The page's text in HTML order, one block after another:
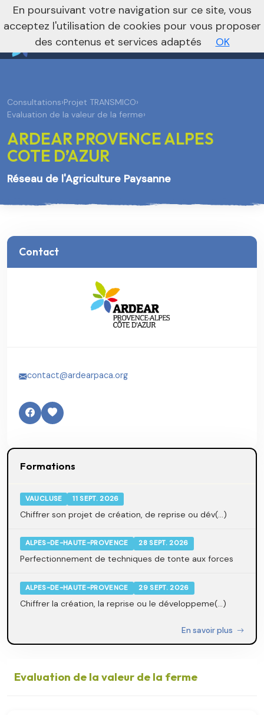
Vers le site national
nivo_2026: 1
Consultations›Projet TRANSMICO›
Evaluation de la valeur de la ferme›
ARDEAR PROVENCE ALPES
COTE D’AZUR
Réseau de l'Agriculture Paysanne
Contact
contact@ardearpaca.org
Formations
VAUCLUSE 11 SEPT. 2026
Chiffrer son projet de création, de reprise ou dév(...)
ALPES-DE-HAUTE-PROVENCE 28 SEPT. 2026
Perfectionnement de techniques de tonte aux forces
ALPES-DE-HAUTE-PROVENCE 29 SEPT. 2026
Chiffrer la création, la reprise ou le développeme(...)
En savoir plus
Evaluation de la valeur de la ferme
En poursuivant votre navigation sur ce site, vous
acceptez l'utilisation de cookies pour vous proposer
des contenus et services adaptés
OK